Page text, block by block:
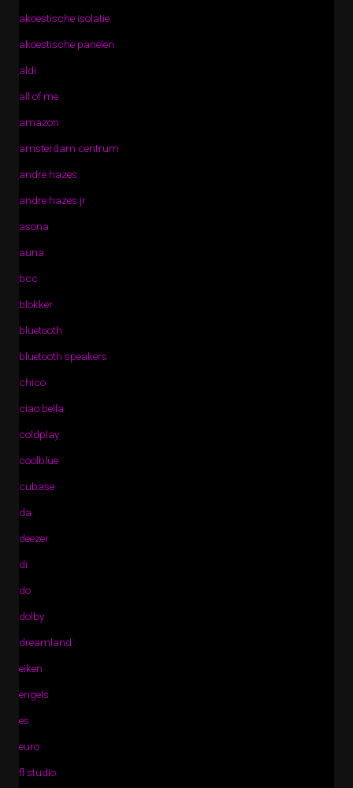
akoestische isolatie
akoestische panelen
aldi
all of me
amazon
amsterdam centrum
andre hazes
andre hazes jr
asona
auna
bcc
blokker
bluetooth
bluetooth speakers
chico
ciao bella
coldplay
coolblue
cubase
da
deezer
di
do
dolby
dreamland
eiken
engels
es
euro
fl studio